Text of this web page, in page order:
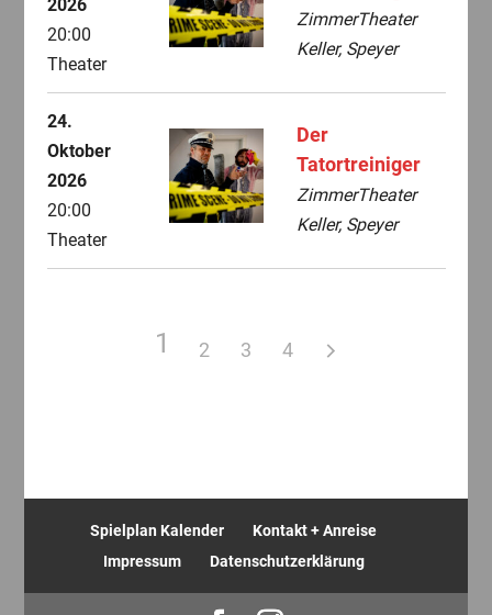
2026
20:00
Theater
ZimmerTheater
Keller, Speyer
24.
Oktober
2026
20:00
Theater
Der
Tatortreiniger
ZimmerTheater
Keller, Speyer
1 2 3 4
Spielplan Kalender
Kontakt + Anreise
Impressum
Datenschutzerklärung